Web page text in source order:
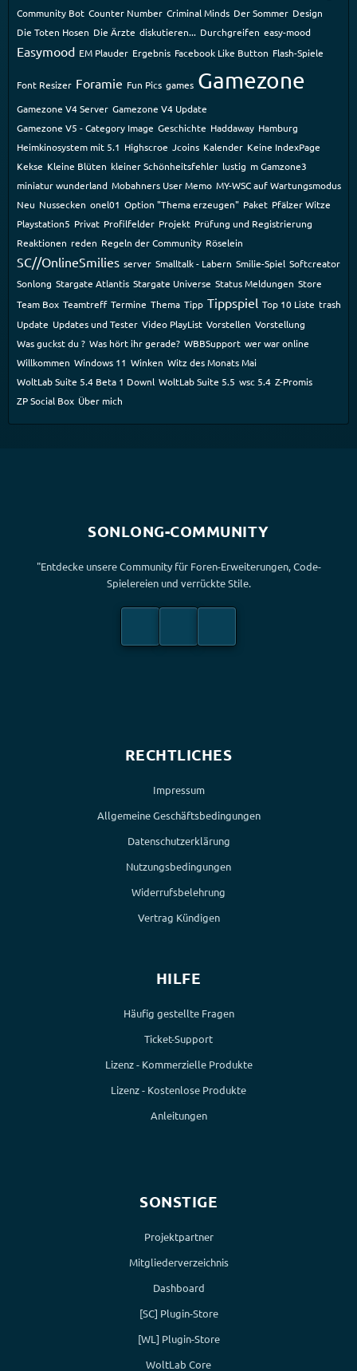
Community Bot Counter Number Criminal Minds Der Sommer Design
Die Toten Hosen Die Ärzte diskutieren... Durchgreifen easy-mood
Easymood EM Plauder Ergebnis Facebook Like Button Flash-Spiele
Font Resizer Foramie Fun Pics games Gamezone
Gamezone V4 Server Gamezone V4 Update
Gamezone V5 - Category Image Geschichte Haddaway Hamburg
Heimkinosystem mit 5.1 Highscroe Jcoins Kalender Keine IndexPage
Kekse Kleine Blüten kleiner Schönheitsfehler lustig m Gamzone3
miniatur wunderland Mobahners User Memo MY-WSC auf Wartungsmodus
Neu Nussecken onel01 Option "Thema erzeugen" Paket Pfälzer Witze
Playstation5 Privat Profilfelder Projekt Prüfung und Registrierung
Reaktionen reden Regeln der Community Röselein
SC//OnlineSmilies server Smalltalk - Labern Smilie-Spiel Softcreator
Sonlong Stargate Atlantis Stargate Universe Status Meldungen Store
Team Box Teamtreff Termine Thema Tipp Tippspiel Top 10 Liste trash
Update Updates und Tester Video PlayList Vorstellen Vorstellung
Was guckst du ? Was hört ihr gerade? WBBSupport wer war online
Willkommen Windows 11 Winken Witz des Monats Mai
WoltLab Suite 5.4 Beta 1 Downl WoltLab Suite 5.5 wsc 5.4 Z-Promis
ZP Social Box Über mich
SONLONG-COMMUNITY
"Entdecke unsere Community für Foren-Erweiterungen, Code-
Spielereien und verrückte Stile.
RECHTLICHES
Impressum
Allgemeine Geschäftsbedingungen
Datenschutzerklärung
Nutzungsbedingungen
Widerrufsbelehrung
Vertrag Kündigen
HILFE
Häufig gestellte Fragen
Ticket-Support
Lizenz - Kommerzielle Produkte
Lizenz - Kostenlose Produkte
Anleitungen
SONSTIGE
Projektpartner
Mitgliederverzeichnis
Dashboard
[SC] Plugin-Store
[WL] Plugin-Store
WoltLab Core